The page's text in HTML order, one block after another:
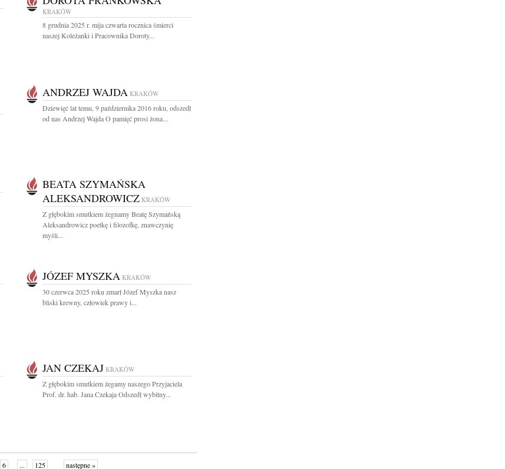
KRAKÓW
8 grudnia 2025 r. mija czwarta rocznica śmierci
naszej Koleżanki i Pracownika Doroty...
ANDRZEJ WAJDA KRAKÓW
Dziewięć lat temu, 9 października 2016 roku, odszedł
od nas Andrzej Wajda O pamięć prosi żona...
BEATA SZYMAŃSKA
ALEKSANDROWICZ KRAKÓW
Z głębokim smutkiem żegnamy Beatę Szymańską
Aleksandrowicz poetkę i filozofkę, znawczynię
myśli...
JÓZEF MYSZKA KRAKÓW
30 czerwca 2025 roku zmarł Józef Myszka nasz
bliski krewny, człowiek prawy i...
JAN CZEKAJ KRAKÓW
Z głębokim smutkiem żegamy naszego Przyjaciela
Prof. dr. hab. Jana Czekaja Odszedł wybitny...
6 ... 125 następne »